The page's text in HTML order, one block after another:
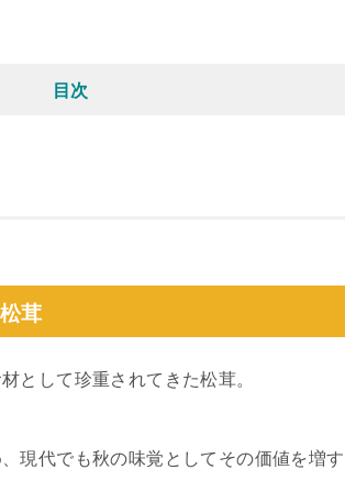
目次
茸
として珍重されてきた松茸。
現代でも秋の味覚としてその価値を増す